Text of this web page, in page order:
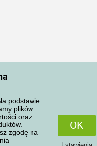
podstawie
plików
oraz
zgodę na
OK